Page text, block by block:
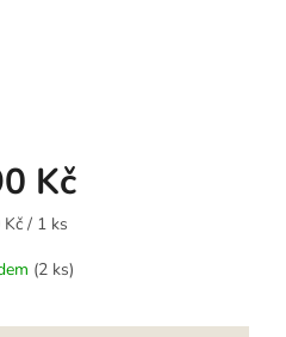
Kč
/ 1 ks
(2 ks)